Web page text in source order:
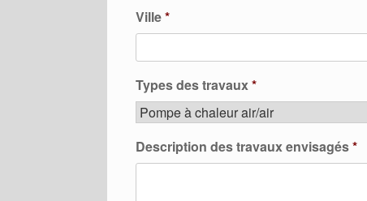
Ville*
Types des travaux*
Description des travaux envisagés*